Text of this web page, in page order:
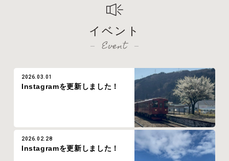
イベント
Event
2026.03.01
Instagramを更新しました！
2026.02.28
Instagramを更新しました！